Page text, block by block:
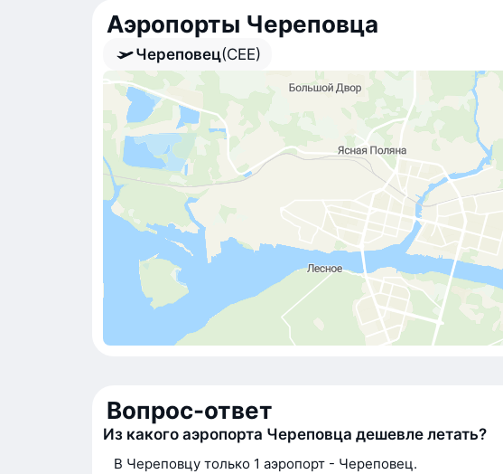
Аэропорты Череповца
Череповец(CEE)
Вопрос-ответ
Из какого аэропорта Череповца дешевле летать?
В Череповцу только 1 аэропорт - Череповец.